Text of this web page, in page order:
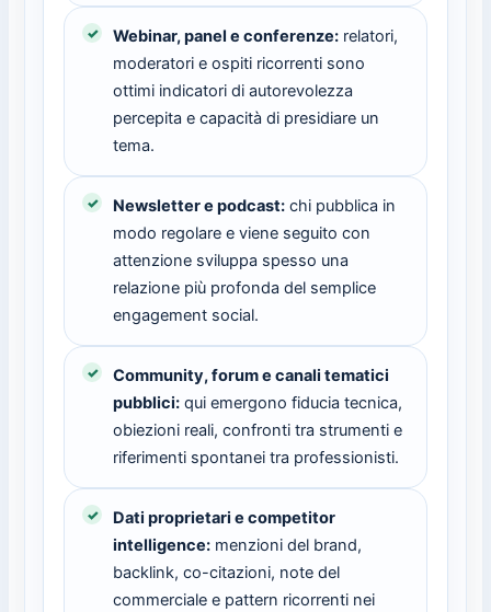
Webinar, panel e conferenze: relatori,
moderatori e ospiti ricorrenti sono
ottimi indicatori di autorevolezza
percepita e capacità di presidiare un
tema.
Newsletter e podcast: chi pubblica in
modo regolare e viene seguito con
attenzione sviluppa spesso una
relazione più profonda del semplice
engagement social.
Community, forum e canali tematici
pubblici: qui emergono fiducia tecnica,
obiezioni reali, confronti tra strumenti e
riferimenti spontanei tra professionisti.
Dati proprietari e competitor
intelligence: menzioni del brand,
backlink, co-citazioni, note del
commerciale e pattern ricorrenti nei